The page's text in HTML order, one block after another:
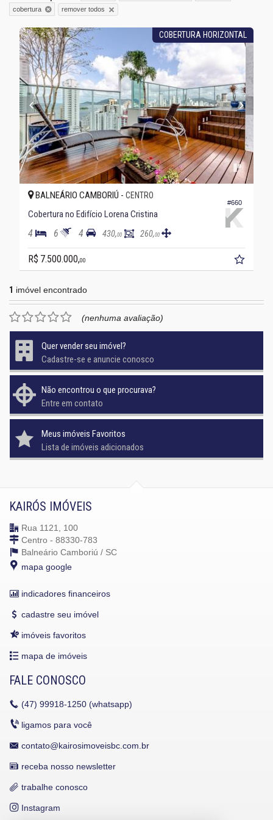
cobertura remover todos
COBERTURA HORIZONTAL
#660
BALNEÁRIO CAMBORIÚ - CENTRO
Cobertura no Edifício Lorena Cristina
4 6 4 430,00 260,00
R$ 7.500.000,00
1 imóvel encontrado
(nenhuma avaliação)
Quer vender seu imóvel?
Cadastre-se e anuncie conosco
Não encontrou o que procurava?
Entre em contato
Meus imóveis Favoritos
Lista de imóveis adicionados
KAIRÓS IMÓVEIS
Rua 1121, 100
Centro - 88330-783
Balneário Camboriú / SC
mapa google
indicadores financeiros
cadastre seu imóvel
imóveis favoritos
mapa de imóveis
FALE CONOSCO
(47) 99918-1250 (whatsapp)
ligamos para você
contato@kairosimoveisbc.com.br
receba nosso newsletter
trabalhe conosco
Instagram